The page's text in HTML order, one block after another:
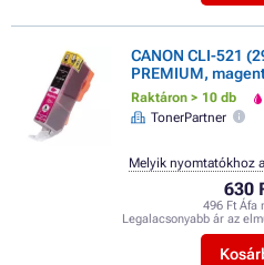
CANON CLI-521
PREMIUM,
Raktáron > 10 db
TonerPartner
630
496 Ft Áfa
Legalacsonyabb ár az
Melyik nyomtatókhoz